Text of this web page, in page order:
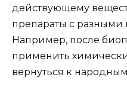
действующему
препараты с
Например, после
применить
вернуться к